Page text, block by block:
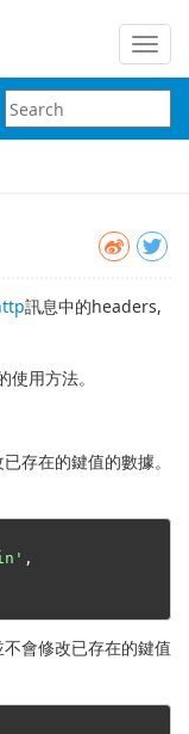
訊息中的headers,
用方法。
存在的鍵值的數據。
,
會修改已存在的鍵值